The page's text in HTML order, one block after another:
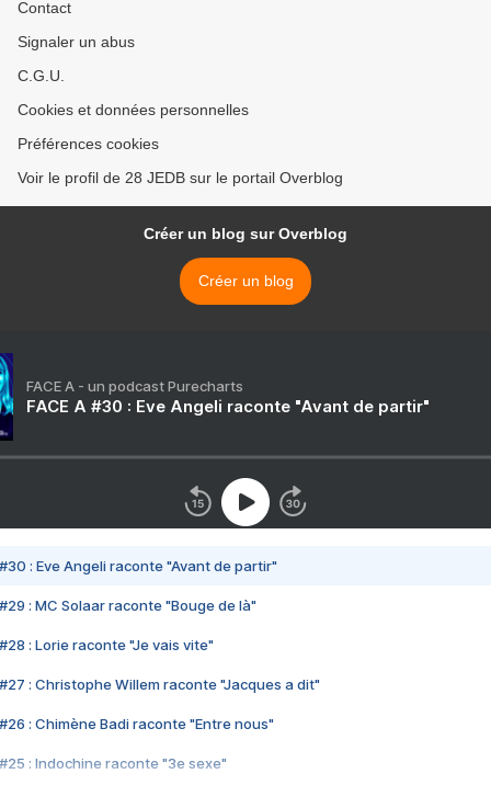
Contact
Signaler un abus
C.G.U.
Cookies et données personnelles
Préférences cookies
Voir le profil de 28 JEDB sur le portail Overblog
Créer un blog sur Overblog
Créer un blog
FACE A - un podcast Purecharts
FACE A #30 : Eve Angeli raconte "Avant de partir"
#30 : Eve Angeli raconte "Avant de partir"
#29 : MC Solaar raconte "Bouge de là"
#28 : Lorie raconte "Je vais vite"
#27 : Christophe Willem raconte "Jacques a dit"
#26 : Chimène Badi raconte "Entre nous"
#25 : Indochine raconte "3e sexe"